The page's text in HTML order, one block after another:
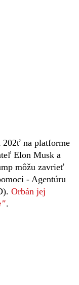
202ť na platforme
Elon Musk a
môžu zavrieť
- Agentúru
Orbán jej
.